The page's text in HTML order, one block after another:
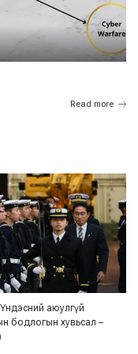
Read more
аюулгүй
бодлогын хувьсал –